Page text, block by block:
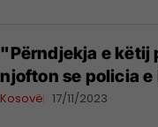
"Përndjekja e këtij
njofton se policia e
Kosovë 17/11/2023